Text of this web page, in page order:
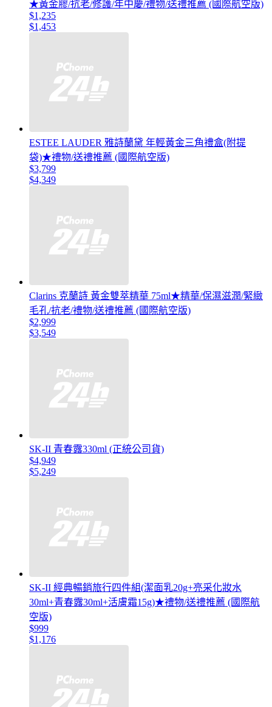
★黃金膠/抗老/修護/年中慶/禮物/送禮推薦 (國際航空版)
$1,235
$1,453
ESTEE LAUDER 雅詩蘭黛 年輕黃金三角禮盒(附提
袋)★禮物/送禮推薦 (國際航空版)
$3,799
$4,349
Clarins 克蘭詩 黃金雙萃精華 75ml★精華/保濕滋潤/緊緻
毛孔/抗老/禮物/送禮推薦 (國際航空版)
$2,999
$3,549
SK-II 青春露330ml (正統公司貨)
$4,949
$5,249
SK-II 經典暢銷旅行四件組(潔面乳20g+亮采化妝水
30ml+青春露30ml+活膚霜15g)★禮物/送禮推薦 (國際航
空版)
$999
$1,176